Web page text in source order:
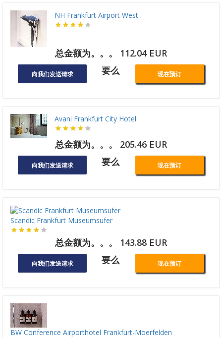
NH Frankfurt Airport West
总金额为。。。 112.04 EUR
向我们发送请求 要么 现在预订
Avani Frankfurt City Hotel
总金额为。。。 205.46 EUR
向我们发送请求 要么 现在预订
Scandic Frankfurt Museumsufer
总金额为。。。 143.88 EUR
向我们发送请求 要么 现在预订
BW Conference Airporthotel Frankfurt-Moerfelden